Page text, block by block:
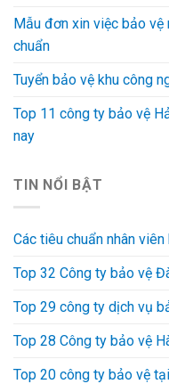
Mẫu đơn xin việc bảo vệ
chuẩn
Tuyển bảo vệ khu công
Top 11 công ty bảo vệ
nay
TIN NỔI BẬT
Các tiêu chuẩn nhân
Top 32 Công ty bảo vệ
Top 29 công ty dịch vụ
Top 28 Công ty bảo vệ
Top 20 công ty bảo vệ